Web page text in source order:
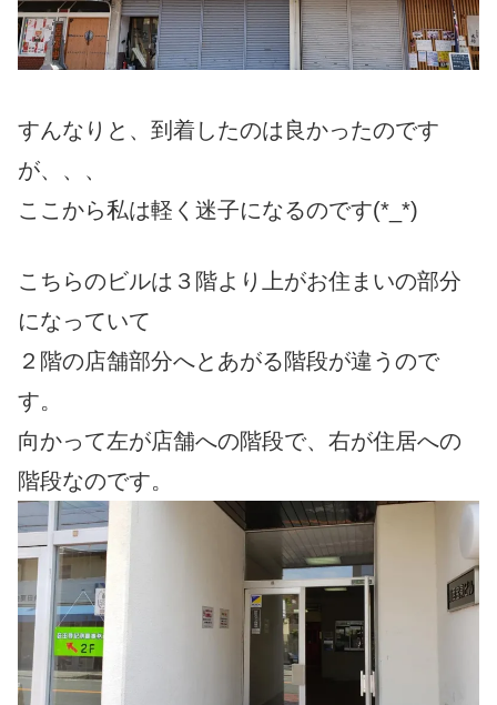
すんなりと、到着したのは良かったのです
が、、、
ここから私は軽く迷子になるのです(*_*)
こちらのビルは３階より上がお住まいの部分
になっていて
２階の店舗部分へとあがる階段が違うので
す。
向かって左が店舗への階段で、右が住居への
階段なのです。